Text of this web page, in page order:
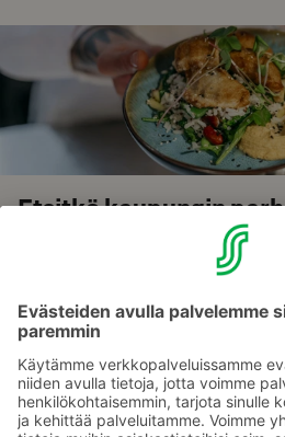
Etsitkö kaupungin
Aamiainen, lounas tai illallinen.
verkkosivujen kautta.
Selaa ravintoloita